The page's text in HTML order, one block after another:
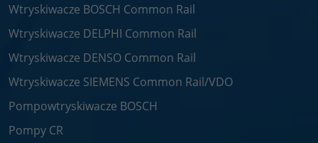
Wtryskiwacze BOSCH Common Rail
Wtryskiwacze DELPHI Common Rail
Wtryskiwacze DENSO Common Rail
Wtryskiwacze SIEMENS Common Rail/VDO
Pompowtryskiwacze BOSCH
Pompy CR